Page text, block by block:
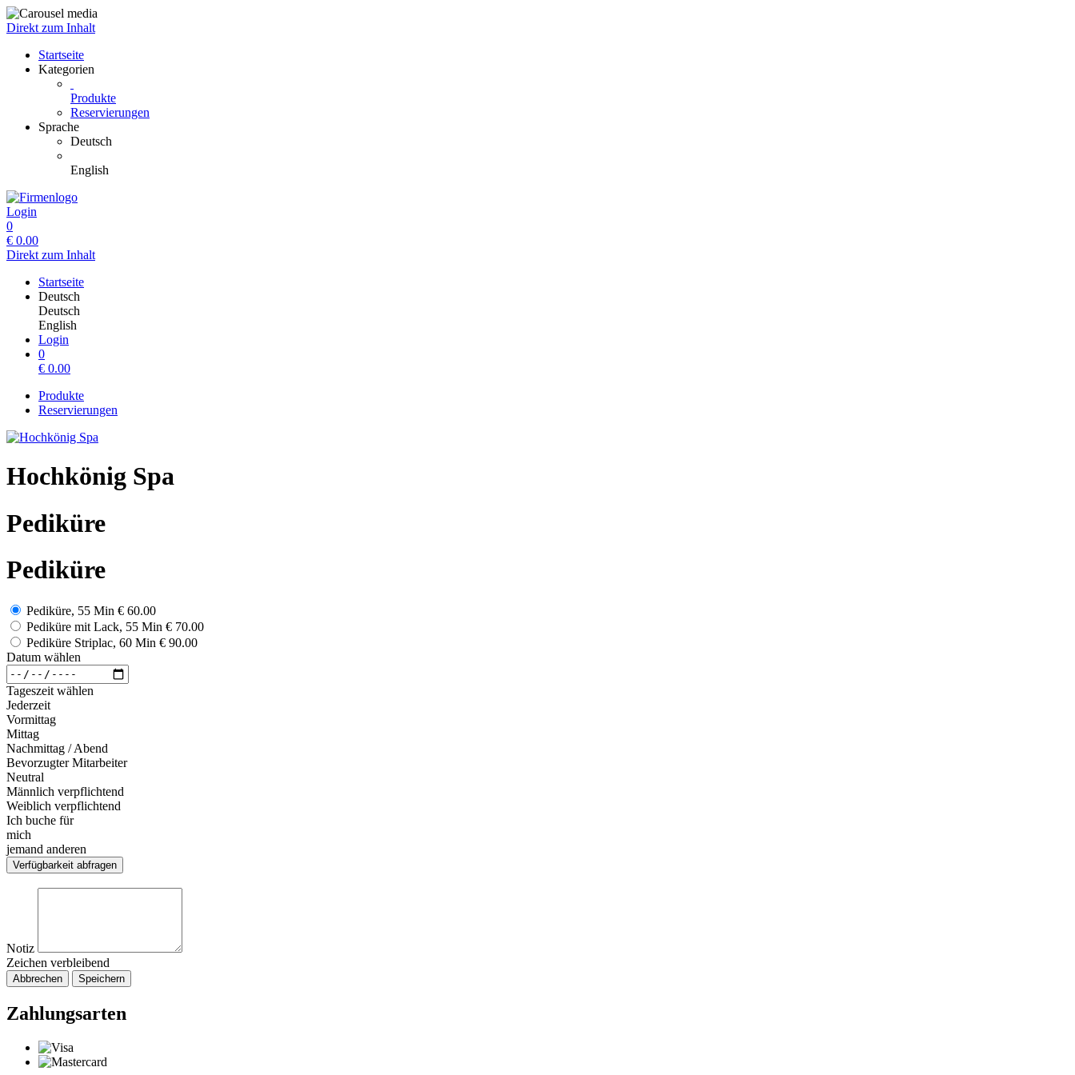
Direkt zum Inhalt
Startseite
Kategorien
Produkte
Reservierungen
Sprache
Deutsch
English
Login
0
€ 0.00
Direkt zum Inhalt
Startseite
Deutsch
Deutsch
English
Login
0
€ 0.00
Produkte
Reservierungen
Hochkönig Spa
Pediküre
Pediküre
Pediküre, 55 Min € 60.00
Pediküre mit Lack, 55 Min € 70.00
Pediküre Striplac, 60 Min € 90.00
Datum wählen
Tageszeit wählen
Jederzeit
Vormittag
Mittag
Nachmittag / Abend
Bevorzugter Mitarbeiter
Neutral
Männlich verpflichtend
Weiblich verpflichtend
Ich buche für
mich
jemand anderen
Verfügbarkeit abfragen
Notiz
Zeichen verbleibend
Abbrechen Speichern
Zahlungsarten